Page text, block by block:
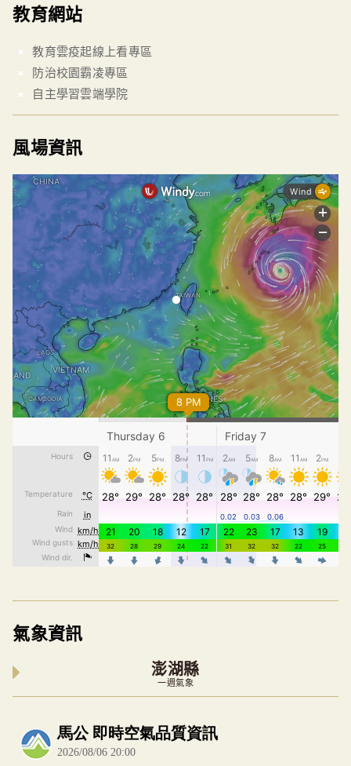
教育網站
教育雲疫起線上看專區
防治校園霸凌專區
自主學習雲端學院
風場資訊
氣象資訊
澎湖縣
一週氣象
內嵌空氣品質小工具為視覺預覽，完整即時空